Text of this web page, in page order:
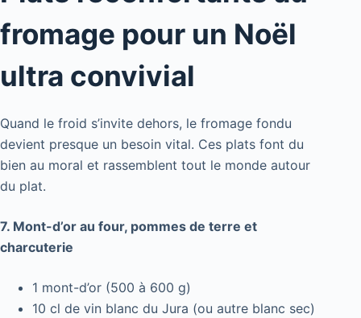
fromage pour un Noël
ultra convivial
Quand le froid s’invite dehors, le fromage fondu
devient presque un besoin vital. Ces plats font du
bien au moral et rassemblent tout le monde autour
du plat.
7. Mont-d’or au four, pommes de terre et
charcuterie
1 mont-d’or (500 à 600 g)
10 cl de vin blanc du Jura (ou autre blanc sec)